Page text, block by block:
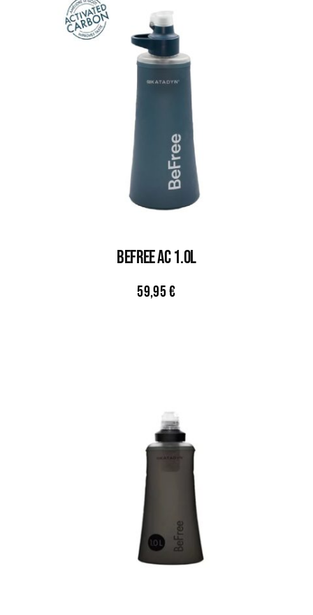
BEFREE AC 1.0L
59,95€